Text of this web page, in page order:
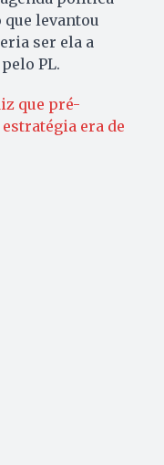
que levantou
ser ela a
PL.
que pré-
era de